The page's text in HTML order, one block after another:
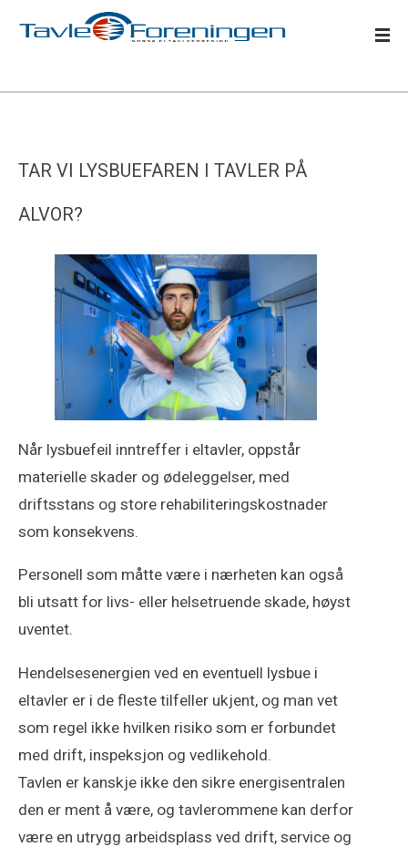
TAR VI LYSBUEFAREN I TAVLER PÅ
ALVOR?
Når lysbuefeil inntreffer i eltavler, oppstår
materielle skader og ødeleggelser, med
driftsstans og store rehabiliteringskostnader
som konsekvens.
Personell som måtte være i nærheten kan også
bli utsatt for livs- eller helsetruende skade, høyst
uventet.
Hendelsesenergien ved en eventuell lysbue i
eltavler er i de fleste tilfeller ukjent, og man vet
som regel ikke hvilken risiko som er forbundet
med drift, inspeksjon og vedlikehold.
Tavlen er kanskje ikke den sikre energisentralen
den er ment å være, og tavlerommene kan derfor
være en utrygg arbeidsplass ved drift, service og